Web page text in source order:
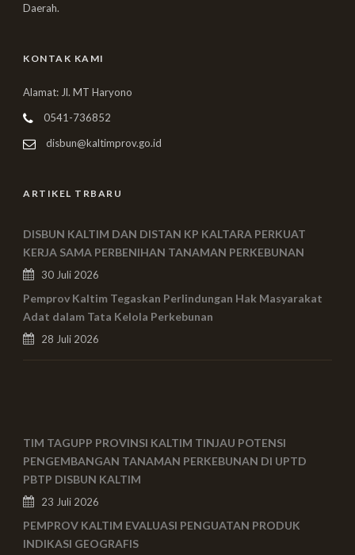
Daerah.
KONTAK KAMI
Alamat: Jl. MT Haryono
0541-736852
disbun@kaltimprov.go.id
ARTIKEL TRBARU
DISBUN KALTIM DAN DISTAN KP KALTARA PERKUAT
KERJA SAMA PERBENIHAN TANAMAN PERKEBUNAN
30 Juli 2026
Pemprov Kaltim Tegaskan Perlindungan Hak Masyarakat
Adat dalam Tata Kelola Perkebunan
28 Juli 2026
TIM TAGUPP PROVINSI KALTIM TINJAU POTENSI
PENGEMBANGAN TANAMAN PERKEBUNAN DI UPTD
PBTP DISBUN KALTIM
23 Juli 2026
PEMPROV KALTIM EVALUASI PENGUATAN PRODUK
INDIKASI GEOGRAFIS